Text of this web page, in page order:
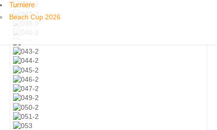
Turniere
Beach Cup 2026